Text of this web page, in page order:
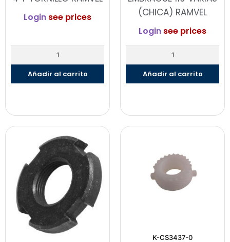
Login see prices
Añadir al carrito
(CHICA) RAMVEL
Login see prices
Añadir al carrito
K-CS3437-0